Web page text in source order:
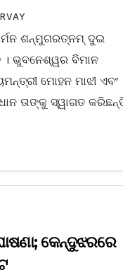
ଶନ୍ମୁଗରତ୍ନମ୍ ଦୁଇ
ଭୁବନେଶ୍ୱର ବିମାନ
ମୋହନ ମାଝୀ ଏବଂ
ତାଙ୍କୁ ସ୍ୱାଗତ
କେନ୍ଦୁଝରରେ